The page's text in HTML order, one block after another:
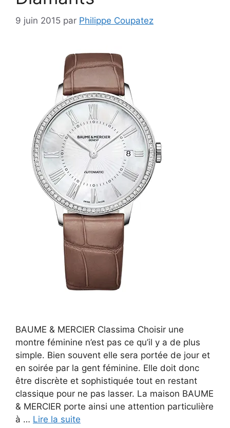
9 juin 2015 par Philippe Coupatez
BAUME & MERCIER Classima Choisir une
montre féminine n’est pas ce qu’il y a de plus
simple. Bien souvent elle sera portée de jour et
en soirée par la gent féminine. Elle doit donc
être discrète et sophistiquée tout en restant
classique pour ne pas lasser. La maison BAUME
& MERCIER porte ainsi une attention particulière
à … Lire la suite